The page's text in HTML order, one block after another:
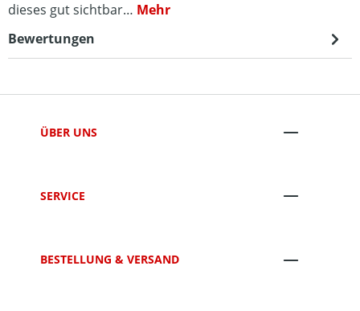
dieses gut sichtbar… Mehr
Bewertungen
ÜBER UNS
SERVICE
BESTELLUNG & VERSAND